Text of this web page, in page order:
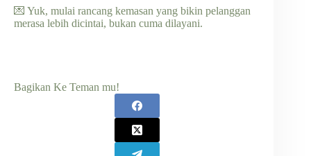
💌 Yuk, mulai rancang kemasan yang bikin pelanggan
merasa lebih dicintai, bukan cuma dilayani.
Bagikan Ke Teman mu!